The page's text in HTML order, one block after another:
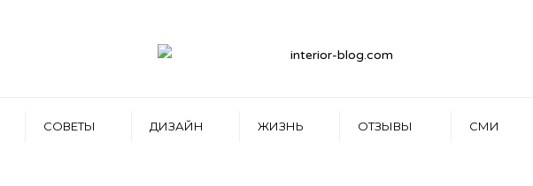
СОВЕТЫ ДИЗАЙН ЖИЗНЬ ОТЗЫВЫ СМИ